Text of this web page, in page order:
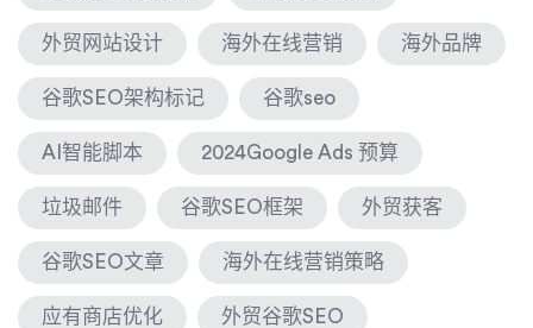
外贸网站设计 海外在线营销 海外品牌
谷歌SEO架构标记 谷歌seo
AI智能脚本 2024Google Ads 预算
垃圾邮件 谷歌SEO框架 外贸获客
谷歌SEO文章 海外在线营销策略
应有商店优化 外贸谷歌SEO